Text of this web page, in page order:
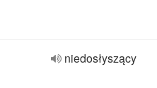
niedosłyszący